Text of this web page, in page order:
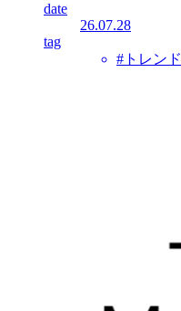
date
26.07.28
tag
#トレンド